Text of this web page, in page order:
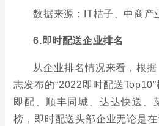
数据来源：IT桔子、中商产
6.即时配送企业排名
从企业排名情况来看，根
志发布的“2022即时配送
即配、顺丰同城、达达快送、
榜，即时配送头部企业无论是